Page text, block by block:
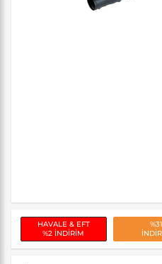
HAVALE & EFT
%2 İNDİRİM
%31